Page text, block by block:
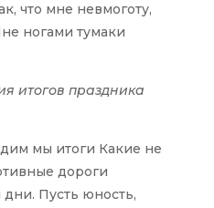
что мне невмоготу,
ногами тумаки
итогов праздника
мы итоги Какие не
дороги
дни. Пусть юность,